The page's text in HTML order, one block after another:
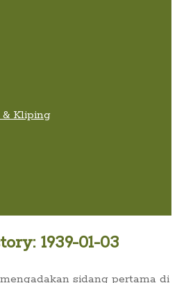
Kliping
1939-01-03
sidang pertama di